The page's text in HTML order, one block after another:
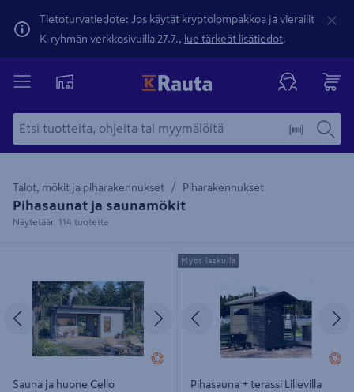
Tietoturvatiedote: Jos käytät kryptolompakkoa ja vierailit
K-ryhmän verkkosivuilla 27.7., lue tärkeät lisätiedot.
Talot, mökit ja piharakennukset Piharakennukset
Pihasaunat ja saunamökit
Näytetään 114 tuotetta
Edellinen Seuraava
Sauna ja huone Cello
Pihasauna + terassi Lillevilla Niinivesi
4,0m²
Edellinen
Pihasauna + terassi Lillevilla
Myös laskulla